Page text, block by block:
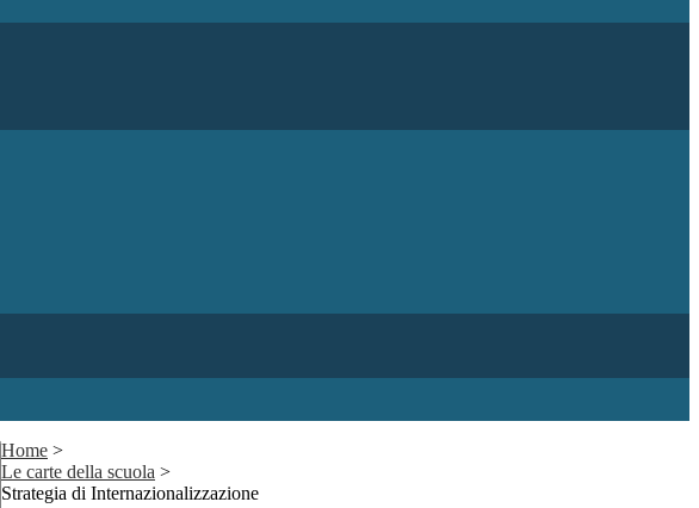
Home >
Le carte della scuola >
Strategia di Internazionalizzazione